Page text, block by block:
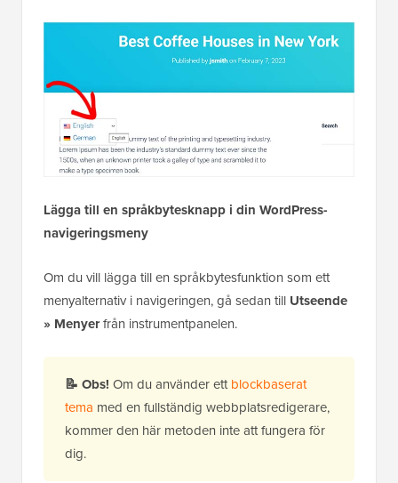
Lägga till en språkbytesknapp i din WordPress-
navigeringsmeny
Om du vill lägga till en språkbytesfunktion som ett
menyalternativ i navigeringen, gå sedan till Utseende
» Menyerfrån instrumentpanelen.
📝 Obs! Om du använder ettblockbaserat
tema med en fullständig webbplatsredigerare,
kommer den här metoden inte att fungera för
dig.